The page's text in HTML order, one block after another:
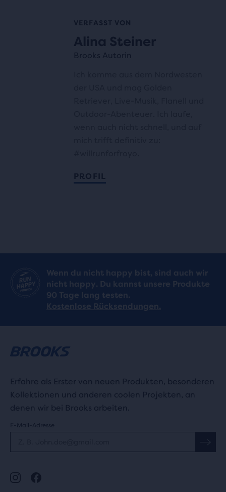
VERFASST VON
Alina Steiner
Brooks Autorin
PROFIL
Wenn du nicht happy bist, sind auch wir
nicht happy. Du kannst unsere Produkte
90 Tage lang testen.
Kostenlose Rücksendungen.
Erfahre als Erster von neuen Produkten, besonderen
Kollektionen und anderen coolen Projekten, an
denen wir bei Brooks arbeiten.
E-Mail-Adresse